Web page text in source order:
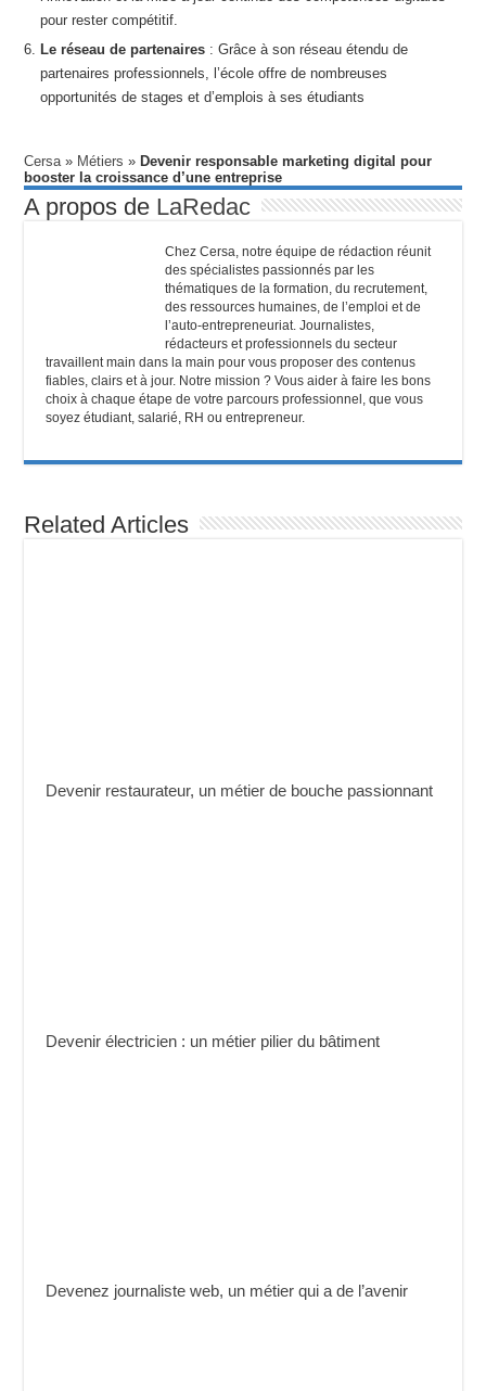
pour rester compétitif.
Le réseau de partenaires : Grâce à son réseau étendu de
partenaires professionnels, l’école offre de nombreuses
opportunités de stages et d’emplois à ses étudiants
Cersa » Métiers » Devenir responsable marketing digital pour
booster la croissance d’une entreprise
A propos de LaRedac
Chez Cersa, notre équipe de rédaction réunit
des spécialistes passionnés par les
thématiques de la formation, du recrutement,
des ressources humaines, de l’emploi et de
l’auto-entrepreneuriat. Journalistes,
rédacteurs et professionnels du secteur
travaillent main dans la main pour vous proposer des contenus
fiables, clairs et à jour. Notre mission ? Vous aider à faire les bons
choix à chaque étape de votre parcours professionnel, que vous
soyez étudiant, salarié, RH ou entrepreneur.
Related Articles
Devenir restaurateur, un métier de bouche passionnant
Devenir électricien : un métier pilier du bâtiment
Devenez journaliste web, un métier qui a de l’avenir